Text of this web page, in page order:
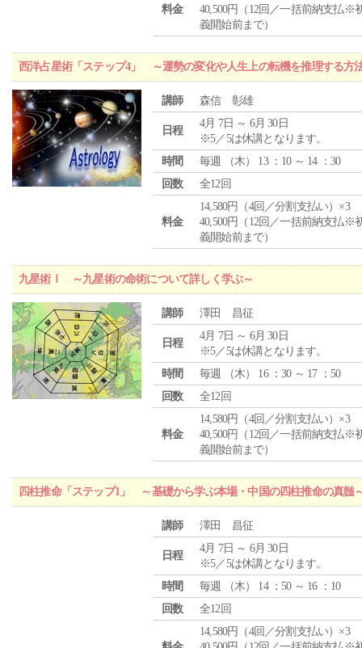
料金
40,500円（12回／一括前納支払※
義開始前まで）
西洋占星術「ステップ4」 ～運勢の変化や人生上の転機を推理する方
講師 森信 彰雄
日程
4月 7日 ～ 6月 30日
※5／5は休講となります。
時間
毎週 （木） 13 ：10 ～ 14 ：30
回数
全12回
料金
14,580円（4回／分割支払い）×3
40,500円（12回／一括前納支払※
義開始前まで）
九星術Ⅰ ～九星術の命術について詳しく学ぶ～
講師 澤田 昌征
日程
4月 7日 ～ 6月 30日
※5／5は休講となります。
時間
毎週 （木） 16 ：30 ～ 17 ：50
回数
全12回
料金
14,580円（4回／分割支払い）×3
40,500円（12回／一括前納支払※
義開始前まで）
四柱推命「ステップ1」 ～基礎から学ぶ本場・中国の四柱推命の真髄
講師 澤田 昌征
日程
4月 7日 ～ 6月 30日
※5／5は休講となります。
時間
毎週 （木） 14 ：50 ～ 16 ：10
回数
全12回
14,580円（4回／分割支払い）×3